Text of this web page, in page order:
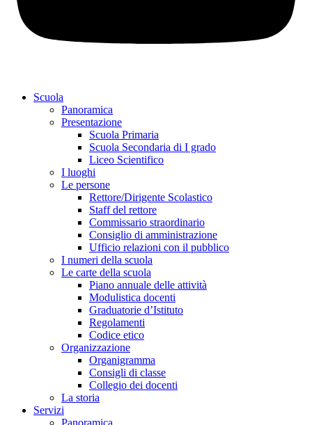
Scuola
Panoramica
Presentazione
Scuola Primaria
Scuola Secondaria di I grado
Liceo Scientifico
I luoghi
Le persone
Rettore/Dirigente Scolastico
Staff del rettore
Commissario straordinario
Consiglio di amministrazione
Ufficio relazioni con il pubblico
I numeri della scuola
Le carte della scuola
Piano annuale delle attività
Modulistica docenti
Graduatorie d’Istituto
Regolamenti
Codice etico
Organizzazione
Organigramma
Consigli di classe
Collegio dei docenti
La storia
Servizi
Panoramica